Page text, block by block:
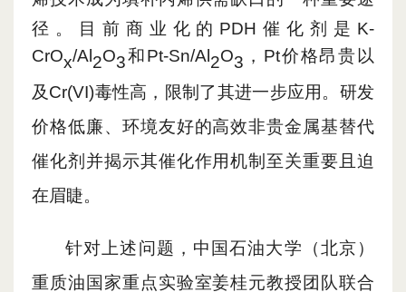
径。目前商业化的PDH催化剂是 K-
CrOx/Al 2O3和 Pt-Sn/Al 2O3 ， Pt价格昂贵以
及Cr(VI)毒性高，限制了其进一步应用。研发
价格低廉、环境友好的高效非贵金属基替代
催化剂并揭示其催化作用机制至关重要且迫
在眉睫。
针对上述问题，中国石油大学（北京）
重质油国家重点实验室姜桂元教授团队联合